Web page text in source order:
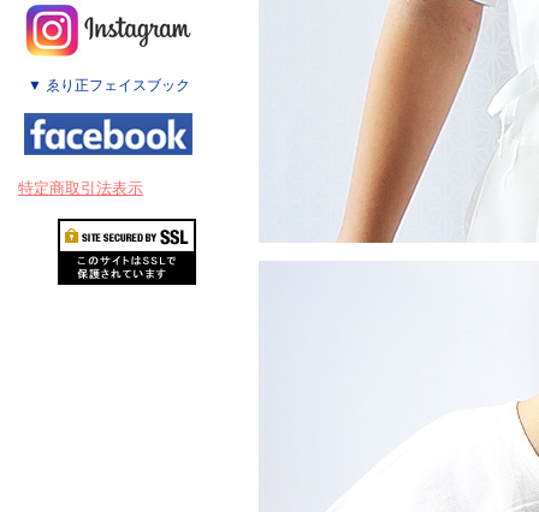
▼ ゑり正フェイスブック
特定商取引法表示